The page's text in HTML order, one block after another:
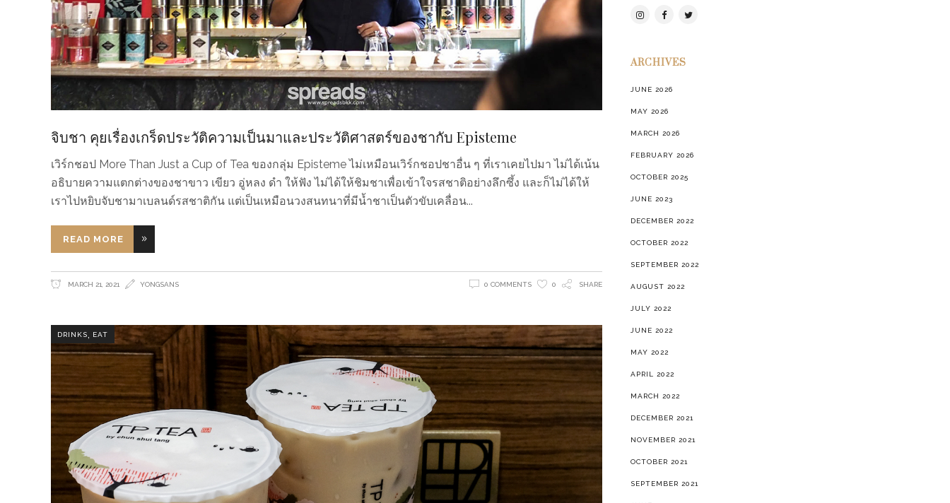
จิบชา คุยเรื่องเกร็ดประวัติความเป็นมาและประวัติศาสตร์ของชากับ Episteme
เวิร์กชอป More Than Just a Cup of Tea ของกลุ่ม Episteme ไม่เหมือนเวิร์กชอปชาอื่น ๆ ที่เราเคยไปมา ไม่ได้เน้น
อธิบายความแตกต่างของชาขาว เขียว อู่หลง ดำ ให้ฟัง ไม่ได้ให้ชิมชาเพื่อเข้าใจรสชาติอย่างลึกซึ้ง และก็ไม่ได้ให้
เราไปหยิบจับชามาเบลนด์รสชาติกัน แต่เป็นเหมือนวงสนทนาที่มีน้ำชาเป็นตัวขับเคลื่อน
READ MORE
MARCH 21, 2021 YONGSANS 0 COMMENTS 0 SHARE
DRINKS, EAT
ARCHIVES
JUNE 2026
MAY 2026
MARCH 2026
FEBRUARY 2026
OCTOBER 2025
JUNE 2023
DECEMBER 2022
OCTOBER 2022
SEPTEMBER 2022
AUGUST 2022
JULY 2022
JUNE 2022
MAY 2022
APRIL 2022
MARCH 2022
DECEMBER 2021
NOVEMBER 2021
OCTOBER 2021
SEPTEMBER 2021